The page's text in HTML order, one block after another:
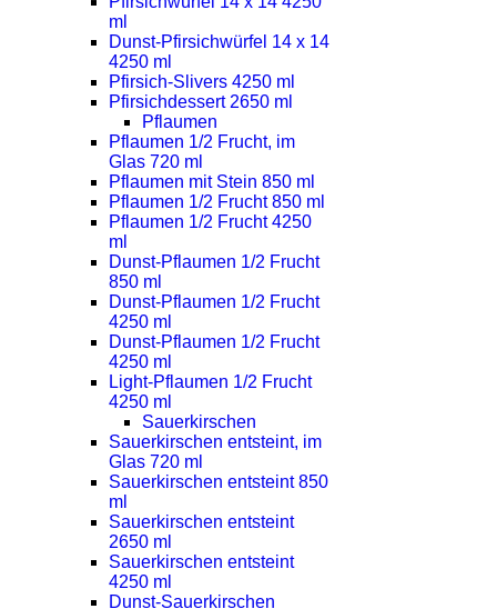
ml
Dunst-Pfirsichwürfel 14 x 14
4250 ml
Pfirsich-Slivers 4250 ml
Pfirsichdessert 2650 ml
Pflaumen
Pflaumen 1/2 Frucht, im
Glas 720 ml
Pflaumen mit Stein 850 ml
Pflaumen 1/2 Frucht 850 ml
Pflaumen 1/2 Frucht 4250
ml
Dunst-Pflaumen 1/2 Frucht
850 ml
Dunst-Pflaumen 1/2 Frucht
4250 ml
Dunst-Pflaumen 1/2 Frucht
4250 ml
Light-Pflaumen 1/2 Frucht
4250 ml
Sauerkirschen
Sauerkirschen entsteint, im
Glas 720 ml
Sauerkirschen entsteint 850
ml
Sauerkirschen entsteint
2650 ml
Sauerkirschen entsteint
4250 ml
Dunst-Sauerkirschen